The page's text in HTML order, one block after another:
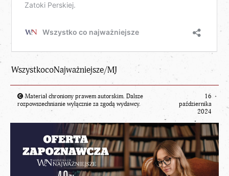
WszystkocoNajważniejsze/MJ
Materiał chroniony prawem autorskim. Dalsze
rozpowszechnianie wyłącznie za zgodą wydawcy.
16
października
2024